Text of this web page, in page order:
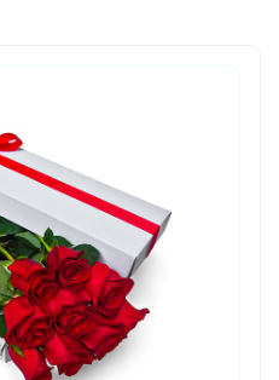
de flori cadou. Florile